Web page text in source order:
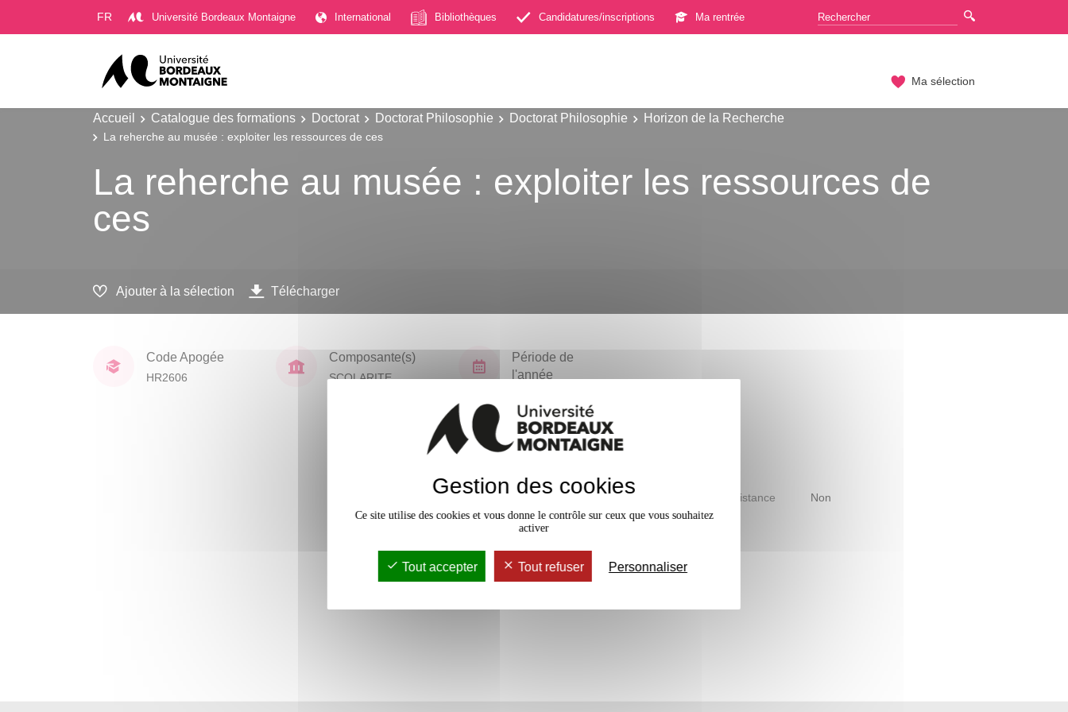
FR Université Bordeaux Montaigne International Bibliothèques Candidatures/inscriptions Ma rentrée
Ma sélection
Accueil Catalogue des formations Doctorat Doctorat Philosophie Doctorat Philosophie Horizon de la Recherche
La reherche au musée : exploiter les ressources de ces
La reherche au musée : exploiter les ressources de
ces
Ajouter à la sélection Télécharger
Code Apogée
HR2606
Composante(s)
SCOLARITE
Période de
l'année
Accessible à distance Non
Gestion des cookies
Ce site utilise des cookies et vous donne le contrôle sur ceux que vous souhaitez
activer
Tout accepter Tout refuser Personnaliser